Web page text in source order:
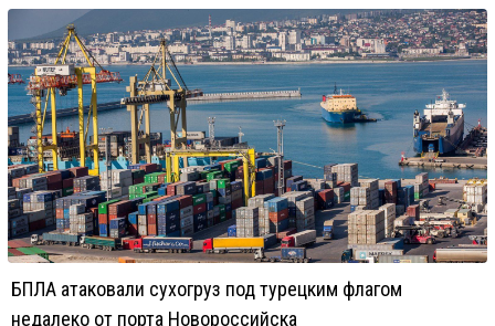
БПЛА атаковали сухогруз под турецким флагом
недалеко от порта Новороссийска